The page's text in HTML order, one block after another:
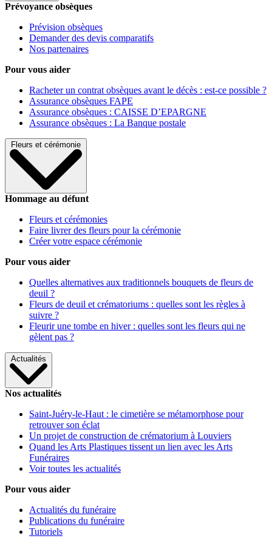
Prévoyance obsèques
Prévision obsèques
Demander des devis comparatifs
Nos partenaires
Pour vous aider
Racheter un contrat obsèques avant le décès : est-ce possible ?
Assurance obsèques FAPE
Assurance obsèques : CAISSE D’EPARGNE
Assurance obsèques : La Banque postale
Fleurs et cérémonie
Hommage au défunt
Fleurs et cérémonies
Faire livrer des fleurs pour la cérémonie
Créer votre espace cérémonie
Pour vous aider
Quelles alternatives aux traditionnels bouquets de fleurs de
deuil ?
Fleurs de deuil et crématoriums : quelles sont les règles à
suivre ?
Fleurir une tombe en hiver : quelles sont les fleurs qui ne
gèlent pas ?
Actualités
Nos actualités
Saint-Juéry-le-Haut : le cimetière se métamorphose pour
retrouver son éclat
Un projet de construction de crématorium à Louviers
Quand les Arts Plastiques tissent un lien avec les Arts
Funéraires
Voir toutes les actualités
Pour vous aider
Actualités du funéraire
Publications du funéraire
Tutoriels